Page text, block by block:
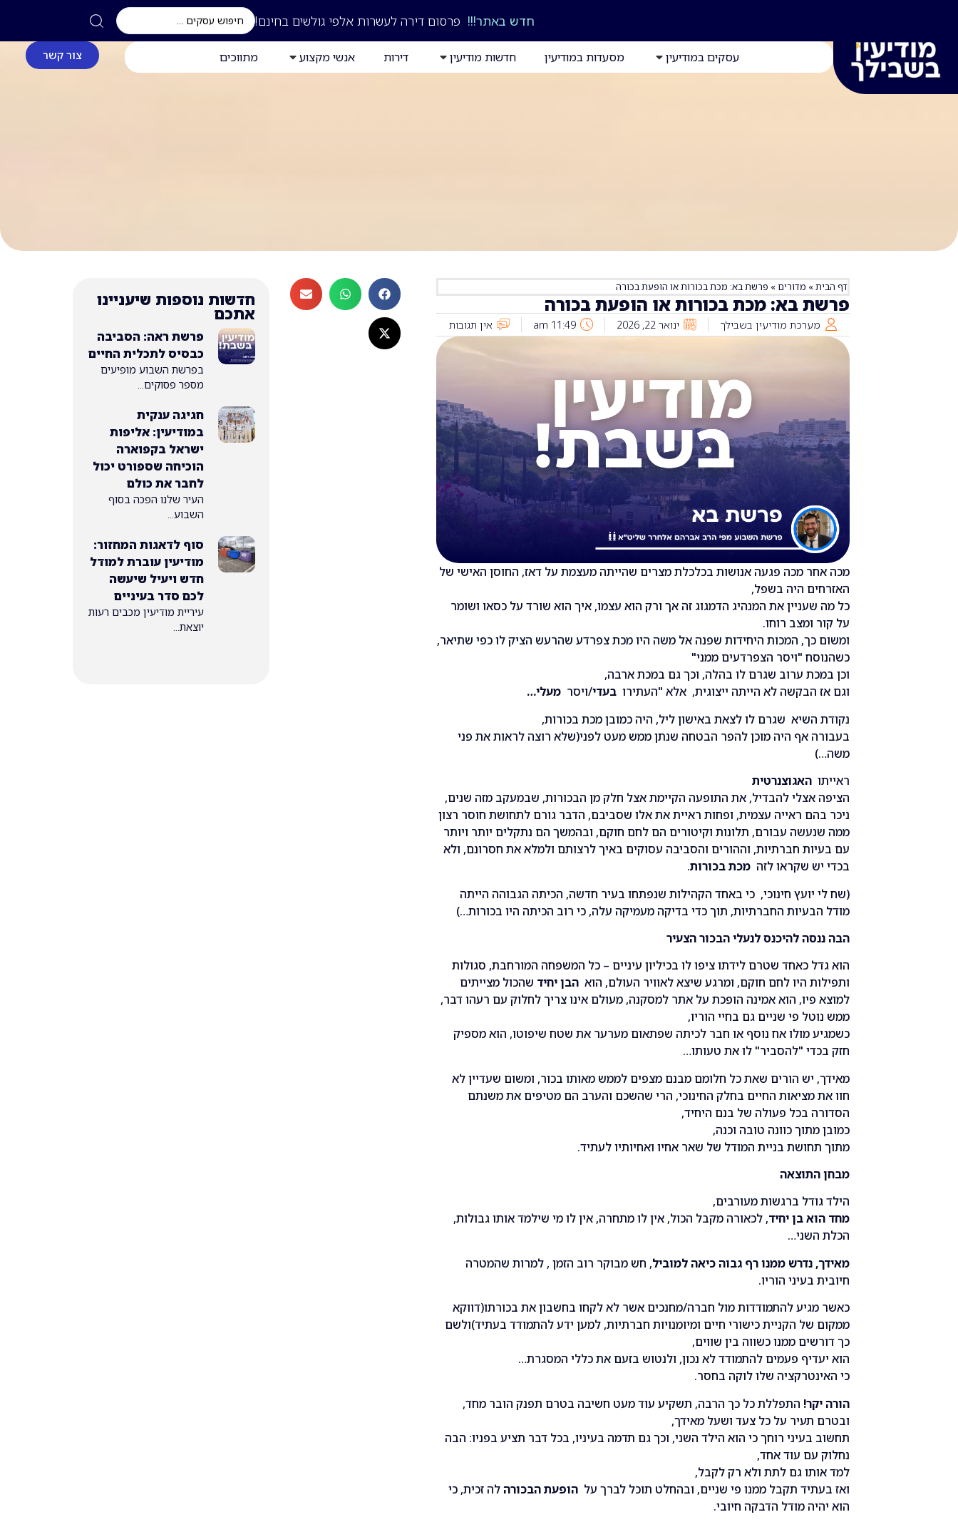
חדש באתר!!! פרסום דירה לעשרות אלפי גולשים בחינם!
עסקים במודיעין מסעדות במודיעין חדשות מודיעין דירות אנשי מקצוע מתווכים צור קשר
דף הבית» מדורים » פרשת בא: מכת בכורות או הופעת בכורה
פרשת בא: מכת בכורות או הופעת בכורה
מערכת מודיעין בשבילך ינואר 22, 2026 11:49 am אין תגובות
מכה אחר מכה פגעה אנושות בכלכלת מצרים שהייתה מעצמת על דאז, החוסן האישי של
האזרחים היה בשפל,
כל מה שעניין את המנהיג הדמגוג זה אך ורק הוא עצמו, איך הוא שורד על כסאו ושומר
על קור ומצב רוחו.
ומשום כך, המכות היחידות שפנה אל משה היו מכת צפרדע שהרעש הציק לו כפי שתיאר,
כשהנוסח "ויסר הצפרדעים ממני"
וכן במכת ערוב שגרם לו בהלה, וכך גם במכת ארבה,
וגם אז הבקשה לא הייתה ייצוגית, אלא "העתירו בעדי/ויסר מעלי…
נקודת השיא שגרם לו לצאת באישון ליל, היה כמובן מכת בכורות,
בעבורה אף היה מוכן להפר הבטחה שנתן ממש מעט לפני(שלא רוצה לראות את פני
משה…)
ראייתו האגוצנרטית
הציפה אצלי להבדיל, את התופעה הקיימת אצל חלק מן הבכורות, שבמעקב מזה שנים,
ניכר בהם ראייה עצמית, ופחות ראיית את אלו שסביבם, הדבר גורם לתחושת חוסר רצון
ממה שנעשה עבורם, תלונות וקיטורים הם לחם חוקם, ובהמשך הם נתקלים יותר ויותר
עם בעיות חברתיות, וההורים והסביבה עסוקים באיך לרצותם ולמלא את חסרונם, ולא
בכדי יש שקראו לזה מכת בכורות.
(שח לי יועץ חינוכי, כי באחד הקהילות שנפתחו בעיר חדשה, הכיתה הגבוהה הייתה
מודל הבעיות החברתיות, תוך כדי בדיקה מעמיקה עלה, כי רוב הכיתה היו בכורות…)
הבה ננסה להיכנס לנעלי הבכור הצעיר
הוא גדל כאחד שטרם לידתו ציפו לו בכיליון עיניים – כל המשפחה המורחבת, סגולות
ותפילות היו לחם חוקם, ומרגע שיצא לאוויר העולם, הוא הבן יחיד שהכול מצייתים
למוצא פיו, הוא אמינה הופכת על אתר למסקנה, מעולם אינו צריך לחלוק עם רעהו דבר,
ממש נוטל פי שניים גם בחיי הוריו,
כשמגיע מולו אח נוסף או חבר לכיתה שפתאום מערער את שטח שיפוטו, הוא מספיק
חזק בכדי "להסביר" לו את טעותו…
מאידך, יש הורים שאת כל חלומם מבנם מצפים לממש מאותו בכור, ומשום שעדיין לא
חוו את מציאות החיים בחלק החינוכי, הרי שהשכם והערב הם מטיפים את משנתם
הסדורה בכל פעולה של בנם היחיד,
כמובן מתוך כוונה טובה וכנה,
מתוך תחושת בניית המודל של שאר אחיו ואחיותיו לעתיד.
מבחן התוצאה
הילד גודל ברגשות מעורבים,
מחד הוא בן יחיד, לכאורה מקבל הכול, אין לו מתחרה, אין לו מי שילמד אותו גבולות,
הכלת השני…
מאידך, נדרש ממנו רף גבוה כיאה למוביל, חש מבוקר רוב הזמן , למרות שהמטרה
חיובית בעיני הוריו.
כאשר מגיע להתמודדות מול חברה/מחנכים אשר לא לקחו בחשבון את בכורתו(דווקא
ממקום של הקניית כישורי חיים ומיומנויות חברתיות, למען ידע להתמודד בעתיד)ולשם
כך דורשים ממנו כשווה בין שווים,
הוא יעדיף פעמים להתמודד לא נכון, ולנטוש בזעם את כללי המסגרת…
כי האינטרקציה שלו לוקה בחסר.
הורה יקר! התפללת כל כך הרבה, תשקיע עוד מעט חשיבה בטרם תפנק הובר מחד,
ובטרם תעיר על כל צעד ושעל מאידך,
תחשוב בעיני רוחך כי הוא הילד השני, וכך גם תדמה בעיניו, בכל דבר תציע בפניו: הבה
נחלוק עם עוד אחד,
למד אותו גם לתת ולא רק לקבל,
ואז בעתיד תקבל ממנו פי שניים, ובהחלט תוכל לברך על הופעת הבכורהלה זכית, כי
הוא יהיה מודל הדבקה חיובי.
חדשות נוספות שיעניינו
אתכם
פרשת ראה: הסביבה
כבסיס לתכלית החיים
בפרשת השבוע מופיעים
מספר פסוקים...
חגיגה ענקית
במודיעין: אליפות
ישראל בקפוארה
הוכיחה שספורט יכול
לחבר את כולם
העיר שלנו הפכה בסוף
השבוע...
סוף לדאגות המחזור:
מודיעין עוברת למודל
חדש ויעיל שיעשה
לכם סדר בעיניים
עיריית מודיעין מכבים רעות
יוצאת...